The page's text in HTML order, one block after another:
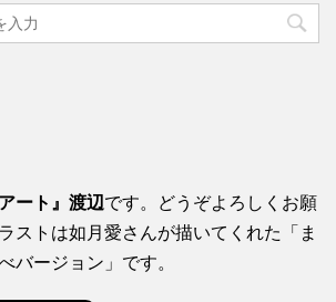
ート』渡辺です。どうぞよろしくお願
ストは如月愛さんが描いてくれた「ま
バージョン」です。